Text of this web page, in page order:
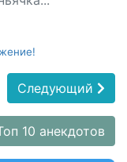
Следующий
10 анекдотов